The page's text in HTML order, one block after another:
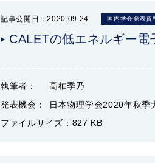
記事公開日：2020.09.24 国内学会発表資
CALETの低エネルギー
執筆者：
高柚季乃
発表機会：
日本物理学会2020年秋季
ファイルサイズ： 827 KB